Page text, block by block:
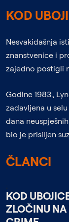
KOD
Nesvakidašnja
znanstvenice i
zajedno postigli
Godine 1983.,
zadavljena u
dana
bio je prisiljen
ČLANCI
;
KOD
ZLOČINU NA